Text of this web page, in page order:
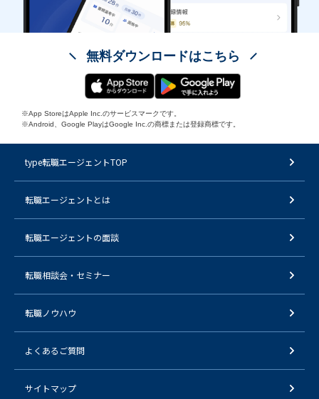
無料ダウンロードはこちら
※App StoreはApple Inc.のサービスマークです。
※Android、Google PlayはGoogle Inc.の商標または登録商標です。
type転職エージェントTOP
転職エージェントとは
転職エージェントの面談
転職相談会・セミナー
転職ノウハウ
よくあるご質問
サイトマップ